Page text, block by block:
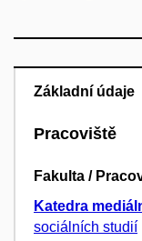
Základní údaje
Pracoviště
Fakulta /
Katedra
sociálních studií